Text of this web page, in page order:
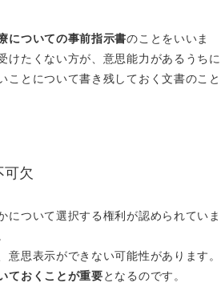
についての事前指示書のことをいいま
けたくない方が、意思能力があるうちに
ことについて書き残しておく文書のこと
可欠
について選択する権利が認められていま
思表示ができない可能性があります。
ておくことが重要となるのです。